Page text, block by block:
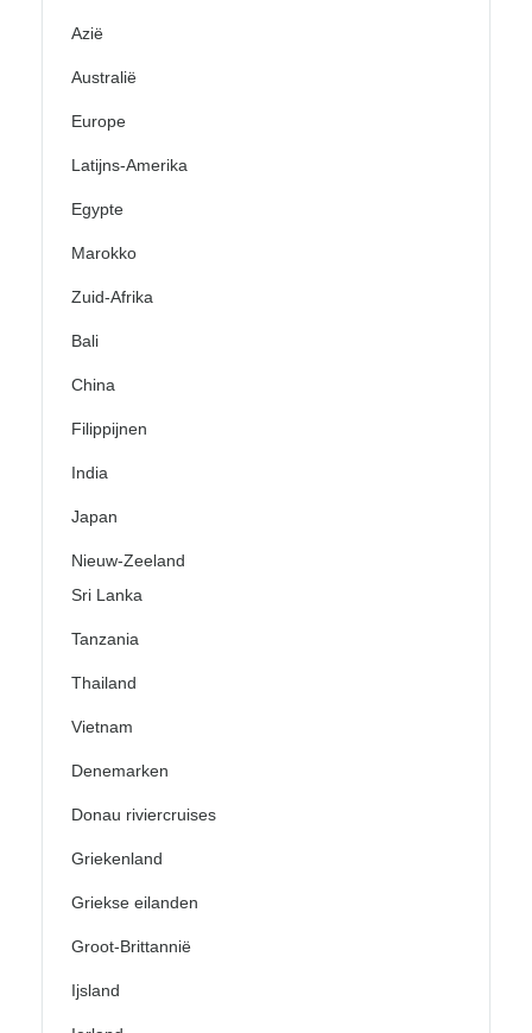
Azië
Australië
Europe
Latijns-Amerika
Egypte
Marokko
Zuid-Afrika
Bali
China
Filippijnen
India
Japan
Nieuw-Zeeland
Sri Lanka
Tanzania
Thailand
Vietnam
Denemarken
Donau riviercruises
Griekenland
Griekse eilanden
Groot-Brittannië
Ijsland